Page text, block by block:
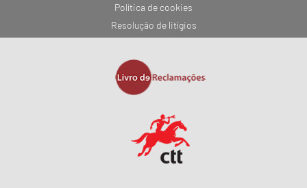
Política de cookies
Resolução de litígios